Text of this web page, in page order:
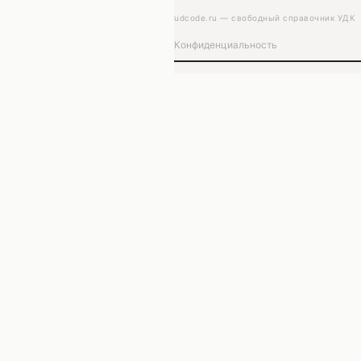
udcode.ru — свободный справочник УДК
Конфиденциальность